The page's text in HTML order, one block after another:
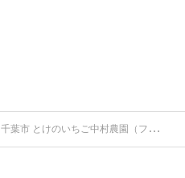
千葉市 とけのいちご中村農園（フルーツランドとけ） の いちご狩り 口コミ 料金 予約方法 駐車場 品種 を徹底ガイド